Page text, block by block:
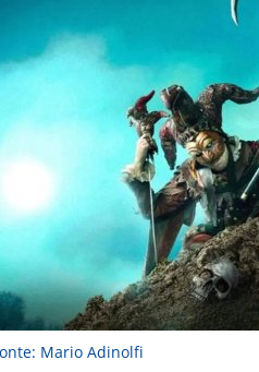
Mario Adinolfi